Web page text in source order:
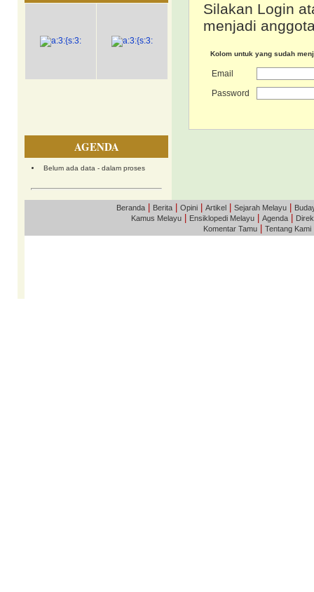
AGENDA
Belum ada data - dalam proses
Silakan Login
menjadi
Kolom untuk yang sudah
Email
Password
Beranda Berita Opini Artikel Sejarah Melayu
Kamus Melayu
Ensiklopedi Melayu Agenda
Komentar Tamu
Tentang Kami